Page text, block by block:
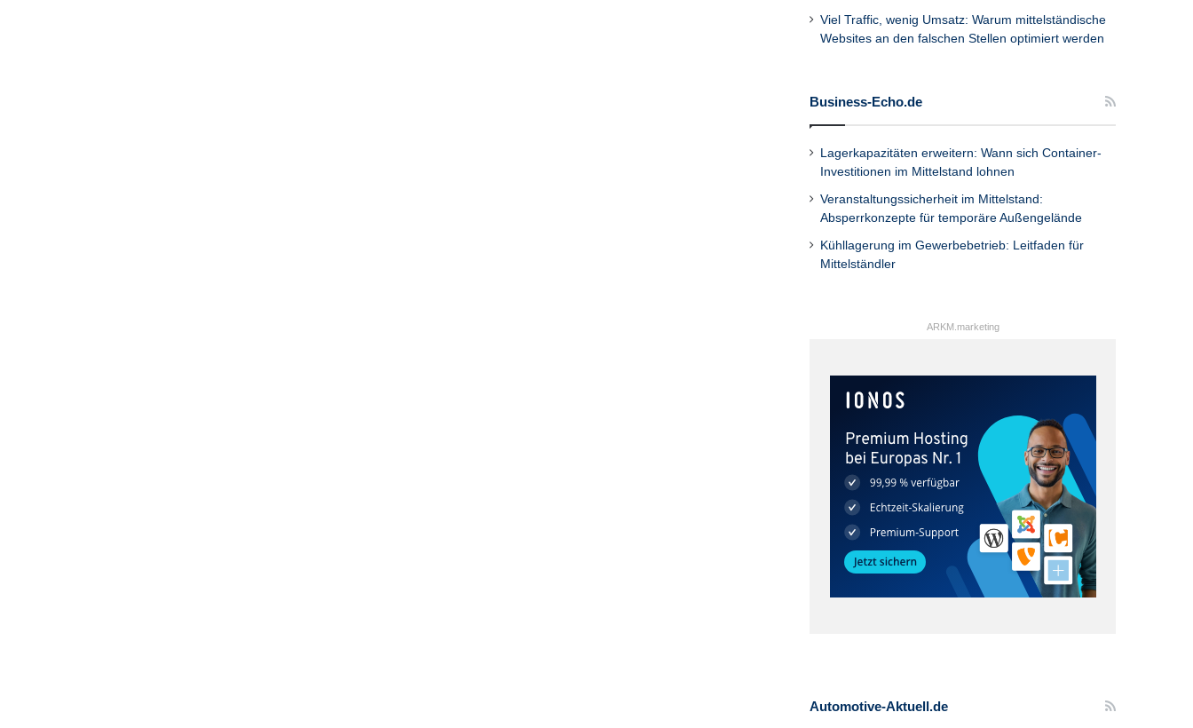
Viel Traffic, wenig Umsatz: Warum mittelständische
Websites an den falschen Stellen optimiert werden
Business-Echo.de
Lagerkapazitäten erweitern: Wann sich Container-
Investitionen im Mittelstand lohnen
Veranstaltungssicherheit im Mittelstand:
Absperrkonzepte für temporäre Außengelände
Kühllagerung im Gewerbebetrieb: Leitfaden für
Mittelständler
ARKM.marketing
Automotive-Aktuell.de